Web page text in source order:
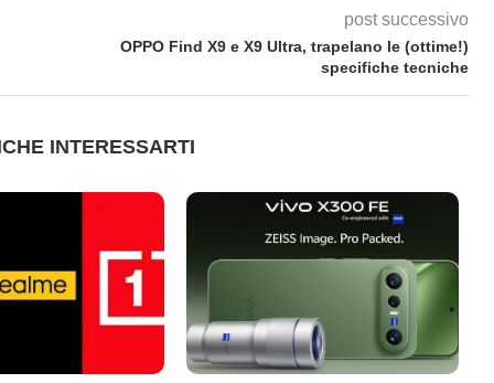
post successivo
OPPO Find X9 e X9 Ultra, trapelano le (ottime!)
specifiche tecniche
INTERESSARTI